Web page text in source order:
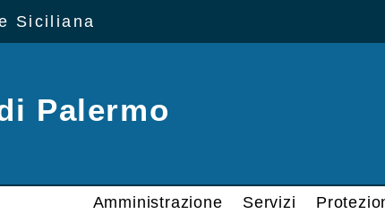
Siciliana
Palermo
Amministrazione Servizi